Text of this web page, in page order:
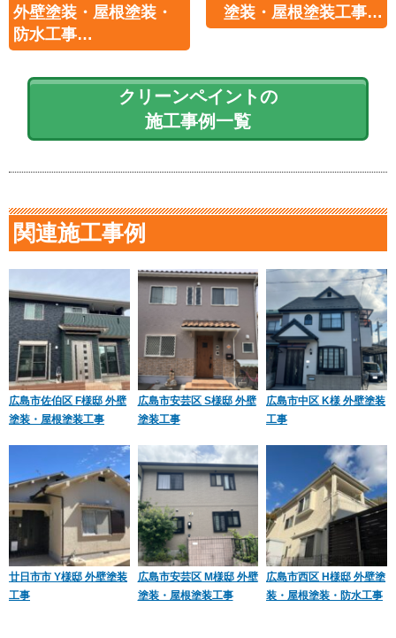
外壁塗装・屋根塗装・
防水工事…
塗装・屋根塗装工事…
クリーンペイントの
施工事例一覧
関連施工事例
広島市佐伯区 F様邸 外壁
塗装・屋根塗装工事
広島市安芸区 S様邸 外壁
塗装工事
広島市中区 K様 外壁塗装
工事
廿日市市 Y様邸 外壁塗装
工事
広島市安芸区 M様邸 外壁
塗装・屋根塗装工事
広島市西区 H様邸 外壁塗
装・屋根塗装・防水工事